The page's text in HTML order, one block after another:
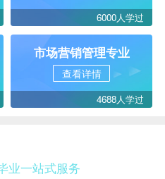
6000人学过
市场营销管理专业
查看详情
4688人学过
业一站式服务